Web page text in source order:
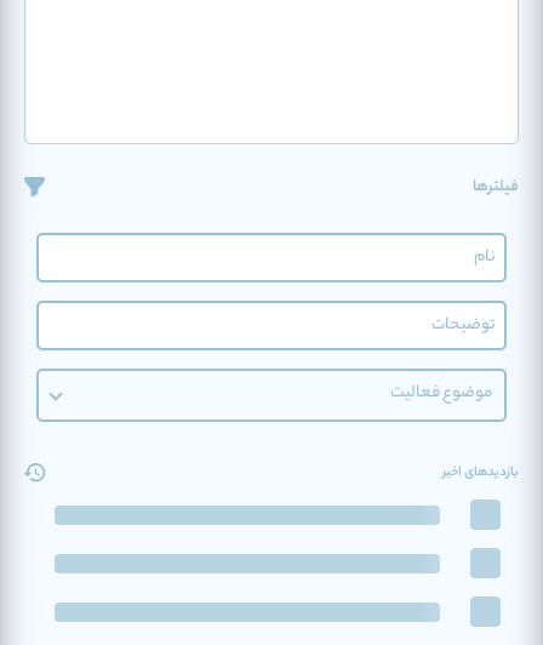
فیلترها
موضوع فعالیت
بازدیدهای اخیر